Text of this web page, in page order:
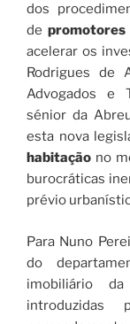
dos
depromotores
acelerar os
Rodrigues de
Advogados e
sénior da
esta nova
habitação no
burocráticas
prévio
Para Nuno
do
imobiliário
introduzidas